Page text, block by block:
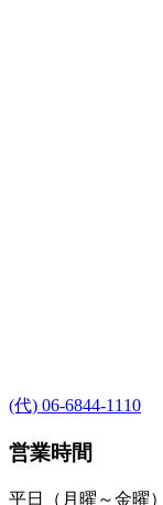
(代) 06-6844-1110
営業時間
平日（月曜～金曜）